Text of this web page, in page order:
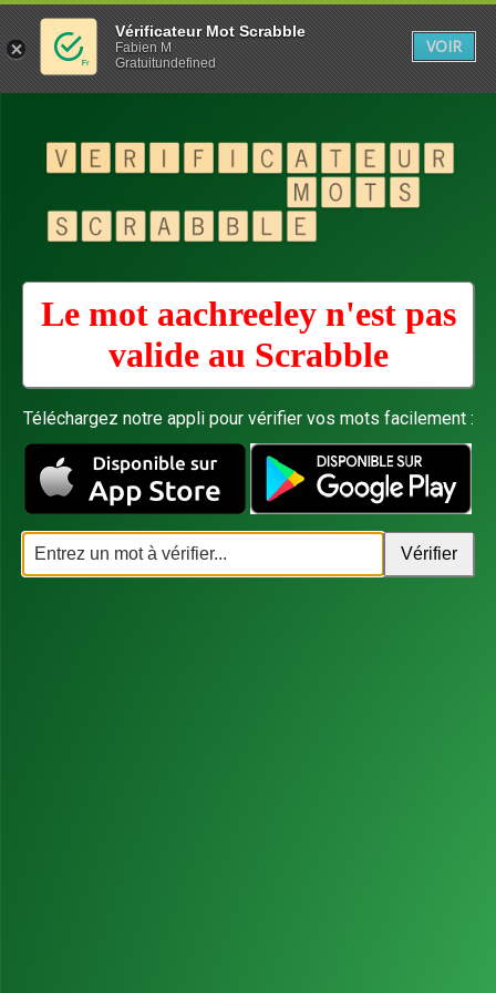
Le mot aachreeley n'est pas
valide au Scrabble
Téléchargez notre appli pour vérifier vos mots facilement :
Vérificateur Mot Scrabble
Fabien M
Gratuitundefined
VOIR